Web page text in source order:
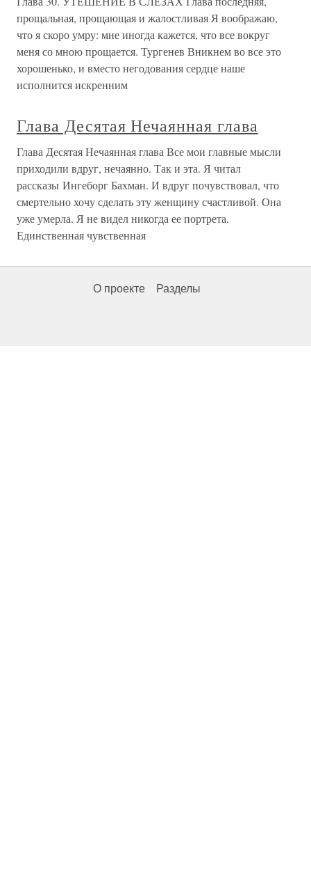
прощальная, прощающая и жалостливая Я воображаю,
что я скоро умру: мне иногда кажется, что все вокруг
меня со мною прощается. Тургенев Вникнем во все это
хорошенько, и вместо негодования сердце наше
исполнится искренним
Глава Десятая Нечаянная глава
Глава Десятая Нечаянная глава Все мои главные мысли
приходили вдруг, нечаянно. Так и эта. Я читал
рассказы Ингеборг Бахман. И вдруг почувствовал, что
смертельно хочу сделать эту женщину счастливой. Она
уже умерла. Я не видел никогда ее портрета.
Единственная чувственная
О проекте Разделы